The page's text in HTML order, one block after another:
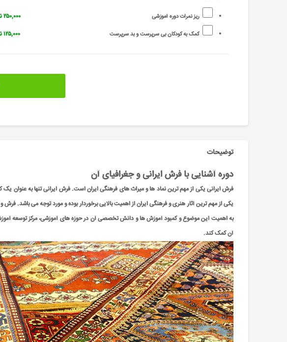
ریز نمرات دوره آموزشی ۲۵۰,۰۰۰ تومان
کمک به کودکان بی سرپرست و بد سرپرست ۱۲۵,۰۰۰ تومان
توضیحات
دوره آشنایی با فرش ایرانی و جغرافیای آن
فرش ایرانی یکی از مهم ترین نماد ها و میراث های فرهنگی ایران است. فرش ایرانی تنها به عنوان
یکی از مهم ترین آثار هنری و فرهنگی ایران از اهمیت بالایی برخوردار بوده و مورد توجه می باشد.
به اهمیت این موضوع و کمبود آموزش ها و دانش تخصصی آن در حوزه های آموزشی، مرکز توسعه آموزش
آن کمک کند.